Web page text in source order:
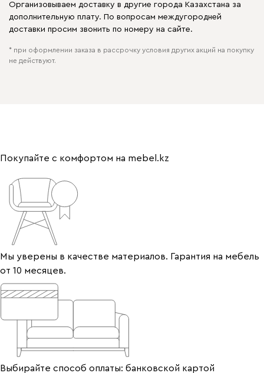
Организовываем доставку в другие города Казахстана за
дополнительную плату. По вопросам междугородней
доставки просим звонить по номеру на сайте.
* при оформлении заказа в рассрочку условия других акций на покупку
не действуют.
Покупайте с комфортом на mebel.kz
Мы уверены в качестве материалов. Гарантия на мебель
от 10 месяцев.
Выбирайте способ оплаты: банковской картой